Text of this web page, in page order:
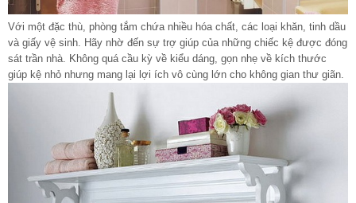
Với một đặc thù, phòng tắm chứa nhiều hóa chất, các loại khăn, tinh dầu
và giấy vệ sinh. Hãy nhờ đến sự trợ giúp của những chiếc kệ được đóng
sát trần nhà. Không quá cầu kỳ về kiểu dáng, gọn nhẹ về kích thước
giúp kệ nhỏ nhưng mang lại lợi ích vô cùng lớn cho không gian thư giãn.